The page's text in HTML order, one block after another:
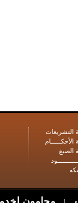
اتصــل
خدمة